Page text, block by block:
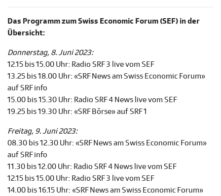
Das Programm zum Swiss Economic Forum (SEF) in der
Übersicht:
Donnerstag, 8. Juni 2023:
12.15 bis 15.00 Uhr: Radio SRF 3 live vom SEF
13.25 bis 18.00 Uhr: «SRF News am Swiss Economic Forum»
auf SRF info
15.00 bis 15.30 Uhr: Radio SRF 4 News live vom SEF
19.25 bis 19.30 Uhr: «SRF Börse» auf SRF 1
Freitag, 9. Juni 2023:
08.30 bis 12.30 Uhr: «SRF News am Swiss Economic Forum»
auf SRF info
11.30 bis 12.00 Uhr: Radio SRF 4 News live vom SEF
12.15 bis 15.00 Uhr: Radio SRF 3 live vom SEF
14.00 bis 16.15 Uhr: «SRF News am Swiss Economic Forum»